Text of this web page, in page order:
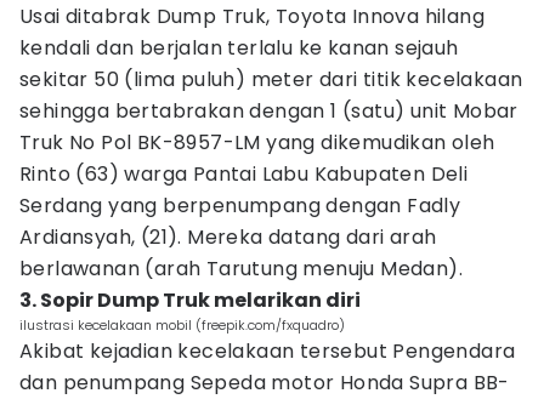
Usai ditabrak Dump Truk, Toyota Innova hilang
kendali dan berjalan terlalu ke kanan sejauh
sekitar 50 (lima puluh) meter dari titik kecelakaan
sehingga bertabrakan dengan 1 (satu) unit Mobar
Truk No Pol BK-8957-LM yang dikemudikan oleh
Rinto (63) warga Pantai Labu Kabupaten Deli
Serdang yang berpenumpang dengan Fadly
Ardiansyah, (21). Mereka datang dari arah
berlawanan (arah Tarutung menuju Medan).
3. Sopir Dump Truk melarikan diri
ilustrasi kecelakaan mobil (freepik.com/fxquadro)
Akibat kejadian kecelakaan tersebut Pengendara
dan penumpang Sepeda motor Honda Supra BB-